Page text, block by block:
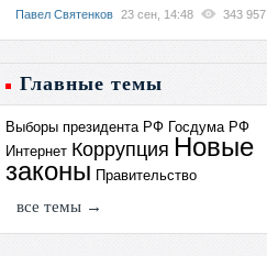
Павел Святенков 23 сен, 14:48 343 957
Главные темы
Выборы президента РФ Госдума РФ
Интернет Коррупция Новые
законы Правительство
все темы →